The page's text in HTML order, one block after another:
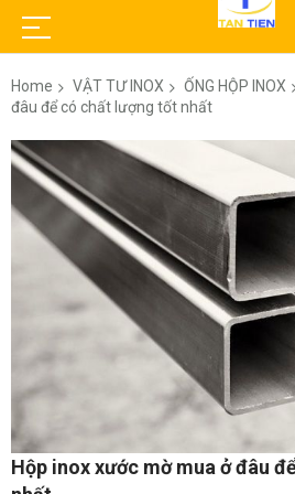
Home VẬT TƯ INOX ỐNG HỘP INOX
đâu để có chất lượng tốt nhất
Skip
to
end
of
Skip
Hộp inox xước mờ mua ở đâu